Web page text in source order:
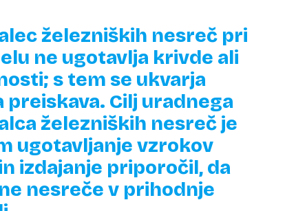
železniških nesreč pri
ne ugotavlja krivde ali
s tem se ukvarja
preiskava. Cilj uradnega
železniških nesreč je
ugotavljanje vzrokov
izdajanje priporočil, da
nesreče v prihodnje